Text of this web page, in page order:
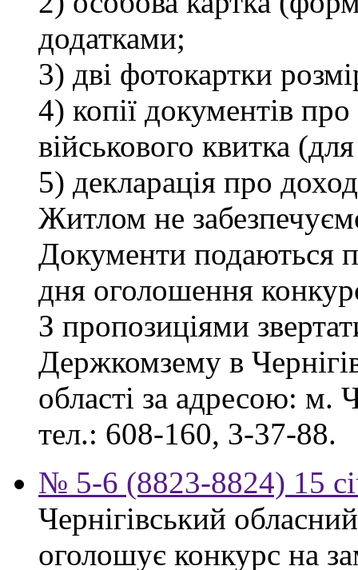
додатками;
3) дві фотокартки
4) копії документів
військового квитка
5) декларація про
Житлом не
Документи подаються
дня оголошення
З пропозиціями
Держкомзему в
області за адресою: м.
тел.: 608-160, 3-37-88.
№ 5-6 (8823-8824) 15
Чернігівський
оголошує конкурс на